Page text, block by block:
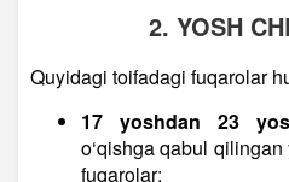
2. YOSH
Quyidagi toifadagi fuqarolar
17 yoshdan 23
o‘qishga qabul qilingan
fuqarolar;